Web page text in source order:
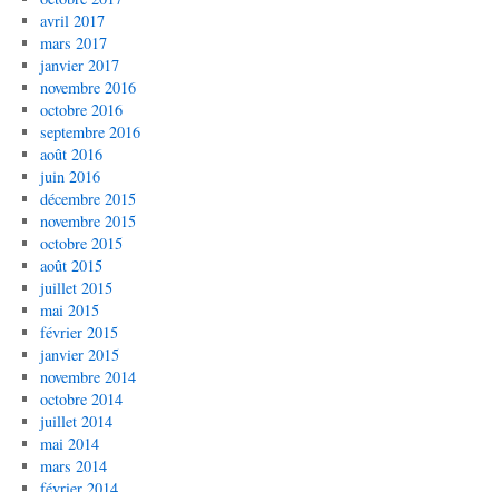
avril 2017
mars 2017
janvier 2017
novembre 2016
octobre 2016
septembre 2016
août 2016
juin 2016
décembre 2015
novembre 2015
octobre 2015
août 2015
juillet 2015
mai 2015
février 2015
janvier 2015
novembre 2014
octobre 2014
juillet 2014
mai 2014
mars 2014